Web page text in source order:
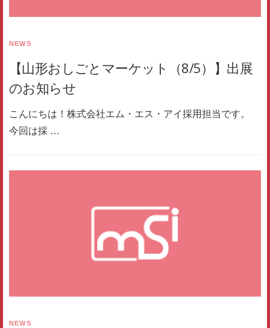
NEWS
【山形おしごとマーケット（8/5）】出展
のお知らせ
こんにちは！株式会社エム・エス・アイ採用担当です。
今回は採 …
NEWS